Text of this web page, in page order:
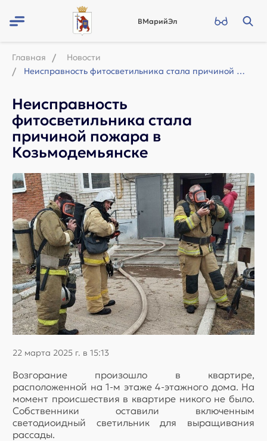
ВМарийЭл
Главная
Новости
Неисправность фитосветильника стала причиной пожара в Козьмодемьянске
Неисправность
фитосветильника стала
причиной пожара в
Козьмодемьянске
22 марта 2025 г. в 15:13
Возгорание произошло в квартире,
расположенной на 1-м этаже 4-этажного дома. На
момент происшествия в квартире никого не было.
Собственники оставили включенным
светодиоидный светильник для выращивания
рассады.